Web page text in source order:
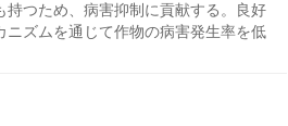
持つため、病害抑制に貢献する。良好
ニズムを通じて作物の病害発生率を低